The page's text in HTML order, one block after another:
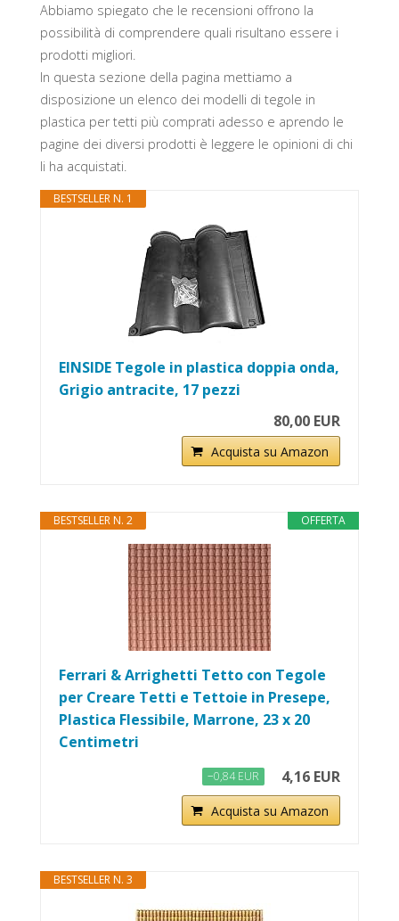
Abbiamo spiegato che le recensioni offrono la
possibilità di comprendere quali risultano essere i
prodotti migliori.
In questa sezione della pagina mettiamo a
disposizione un elenco dei modelli di tegole in
plastica per tetti più comprati adesso e aprendo le
pagine dei diversi prodotti è leggere le opinioni di chi
li ha acquistati.
BESTSELLER N. 1
EINSIDE Tegole in plastica doppia onda,
Grigio antracite, 17 pezzi
80,00 EUR
Acquista su Amazon
OFFERTA
BESTSELLER N. 2
Ferrari & Arrighetti Tetto con Tegole
per Creare Tetti e Tettoie in Presepe,
Plastica Flessibile, Marrone, 23 x 20
Centimetri
−0,84 EUR 4,16 EUR
Acquista su Amazon
BESTSELLER N. 3